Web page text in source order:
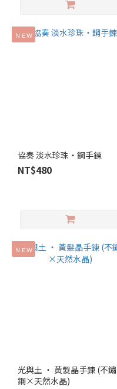
ＮＥＷ
協奏 淡水珍珠‧鋼手鍊
NT$480
ＮＥＷ
光與土 ‧ 黃髮晶手鍊 (不鏽
鋼×天然水晶)